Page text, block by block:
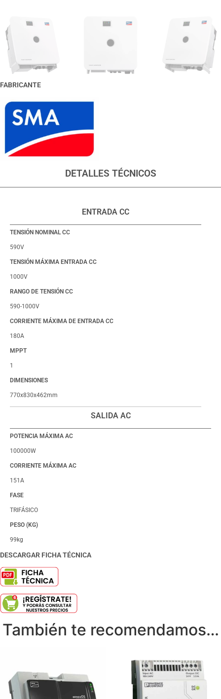
FABRICANTE
DETALLES TÉCNICOS
ENTRADA CC
TENSIÓN NOMINAL CC
590V
TENSIÓN MÁXIMA ENTRADA CC
1000V
RANGO DE TENSIÓN CC
590-1000V
CORRIENTE MÁXIMA DE ENTRADA CC
180A
MPPT
1
DIMENSIONES
770x830x462mm
SALIDA AC
POTENCIA MÁXIMA AC
100000W
CORRIENTE MÁXIMA AC
151A
FASE
TRIFÁSICO
PESO (KG)
99kg
DESCARGAR FICHA TÉCNICA
También te recomendamos…